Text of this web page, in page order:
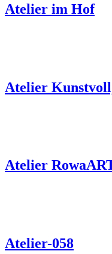
Atelier im Hof
Atelier
Atelier
Atelier-058